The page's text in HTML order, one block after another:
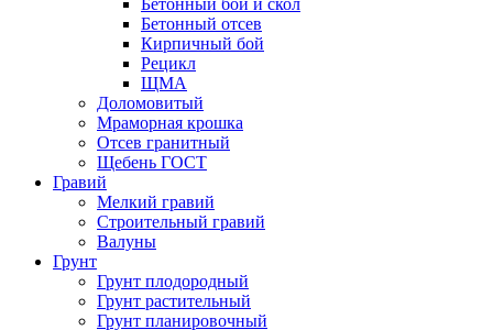
Бетонный бой и скол
Бетонный отсев
Кирпичный бой
Рецикл
ЩМА
Доломовитый
Мраморная крошка
Отсев гранитный
Щебень ГОСТ
Гравий
Мелкий гравий
Строительный гравий
Валуны
Грунт
Грунт плодородный
Грунт растительный
Грунт планировочный